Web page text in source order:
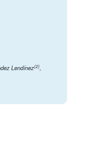
Lendínez(2),